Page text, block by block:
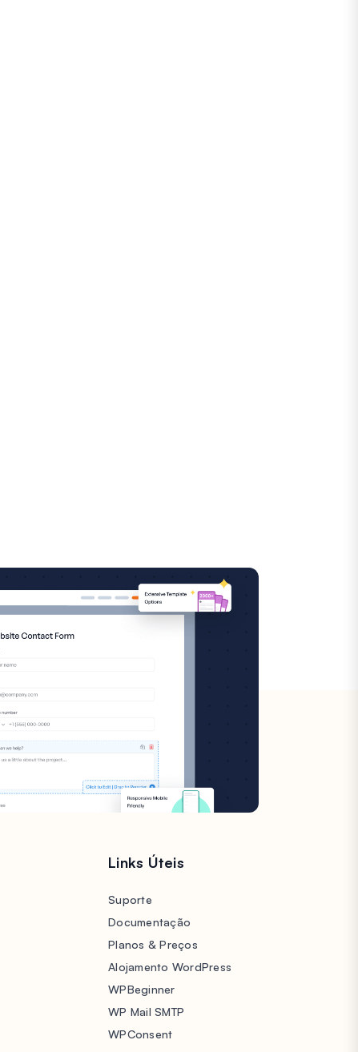
Links Úteis
Suporte
Documentação
Planos & Preços
Alojamento WordPress
WPBeginner
WP Mail SMTP
WPConsent